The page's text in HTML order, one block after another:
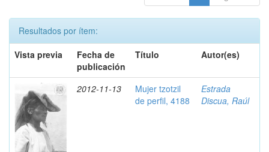
Resultados por ítem:
Vista previa
Fecha de
publicación
Título Autor(es)
2012-11-13
Mujer tzotzil
de perfil, 4188
Estrada
Discua, Raúl